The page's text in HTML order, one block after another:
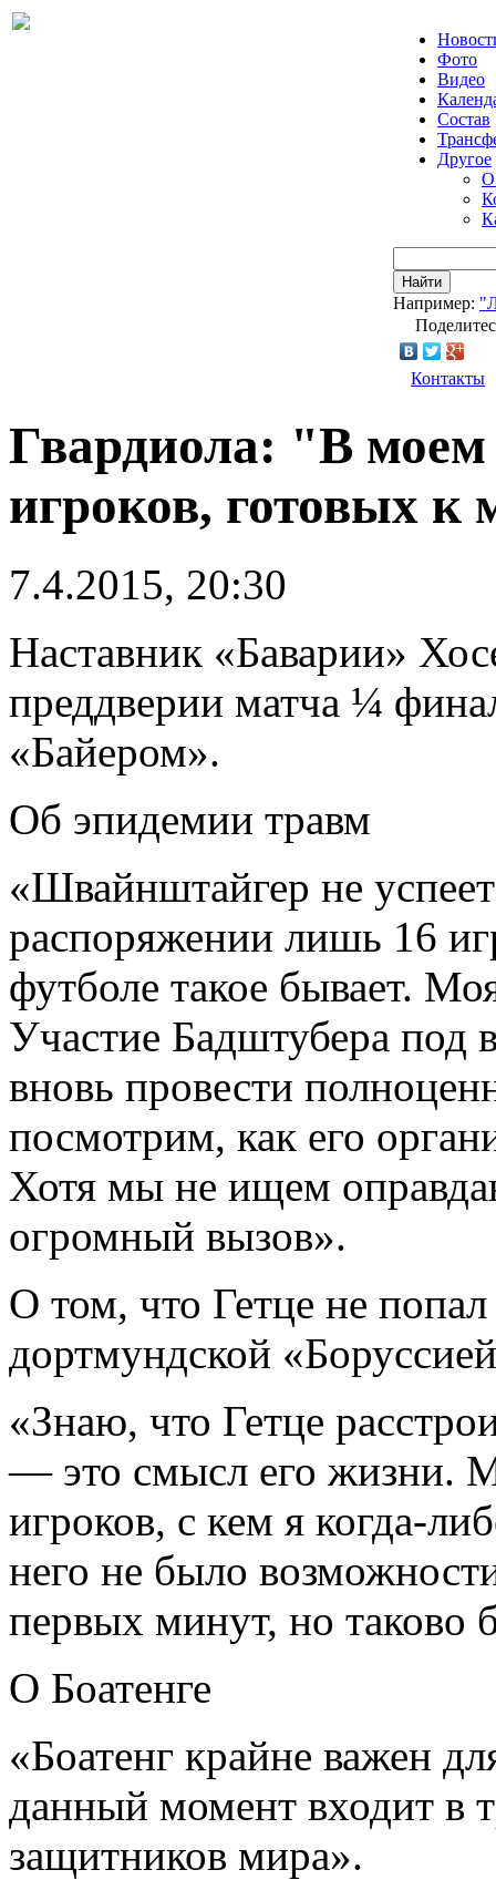
Фото
Видео
Состав
Другое
О
Найти
Например:
Контакты
Гвардиола: "В
игроков, готовых к
7.4.2015, 20:30
Наставник «Баварии»
преддверии матча ¼
«Байером».
Об эпидемии травм
«Швайнштайгер не
распоряжении лишь 16
футболе такое бывает.
Участие Бадштубера
вновь провести
посмотрим, как его
Хотя мы не ищем
огромный вызов».
О том, что Гетце не
дортмундской
«Знаю, что Гетце
— это смысл его жизни.
игроков, с кем я когда-
него не было
первых минут, но таково
О Боатенге
«Боатенг крайне важен
данный момент входит в
защитников мира».